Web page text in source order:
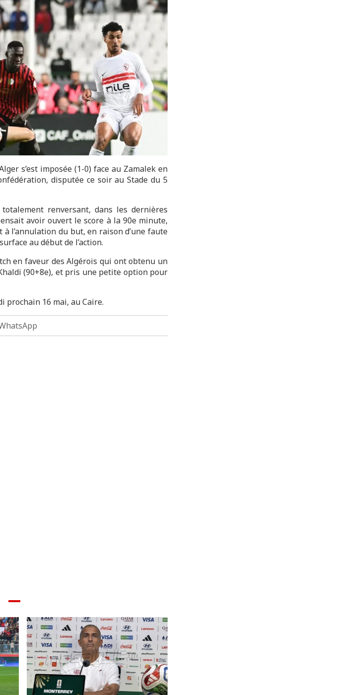
s’est imposée (1-0) face au Zamalek en
disputée ce soir au Stade du 5
renversant, dans les dernières
avoir ouvert le score à la 90e minute,
à l’annulation du but, en raison d’une faute
au début de l’action.
en faveur des Algérois qui ont obtenu un
(90+8e), et pris une petite option pour
prochain 16 mai, au Caire.